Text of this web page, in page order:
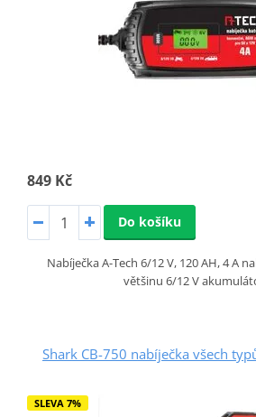
849 Kč
Do košíku
Nabíječka A-Tech 6/12 V, 120 AH, 4 A
většinu 6/12 V
Shark CB-750 nabíječka všech
SLEVA 7%